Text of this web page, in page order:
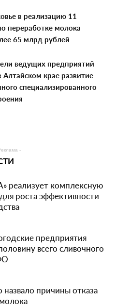
в реализацию 11
переработке молока
65 млрд рублей
ведущих предприятий
Алтайском крае развитие
специализированного
-
реализует комплексную
роста эффективности
предприятия
всего сливочного
назвало причины отказа